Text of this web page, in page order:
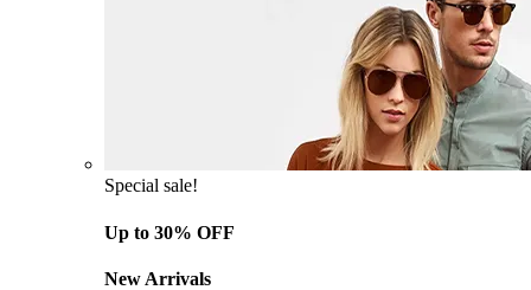
Special sale!
Up to 30% OFF
New Arrivals